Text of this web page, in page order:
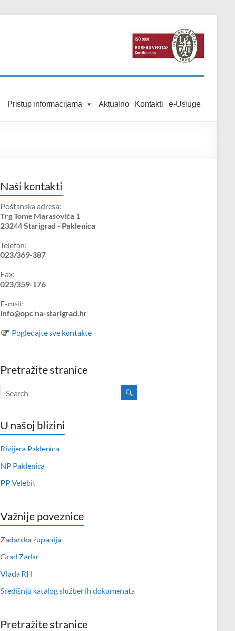
Pristup informacijama Aktualno Kontakti e-Usluge
Naši kontakti
Poštanska adresa:
Trg Tome Marasovića 1
23244 Starigrad - Paklenica
Telefon:
023/369-387
Fax:
023/359-176
E-mail:
info@opcina-starigrad.hr
Pogledajte sve kontakte
Pretražite stranice
U našoj blizini
Rivijera Paklenica
NP Paklenica
PP Velebit
Važnije poveznice
Zadarska županija
Grad Zadar
Vlada RH
Središnju katalog službenih dokumenata
Pretražite stranice